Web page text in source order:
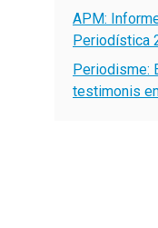
APM:
Periodística
Periodisme:
testimonis